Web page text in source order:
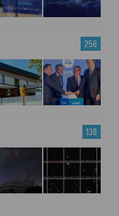
256
138